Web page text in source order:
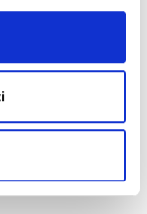
KUN AT